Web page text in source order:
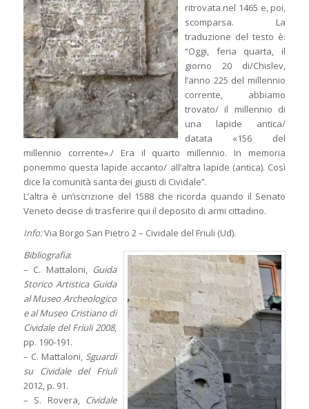
ritrovata nel 1465 e, poi,
scomparsa. La
traduzione del testo è:
“Oggi, feria quarta, il
giorno 20 di/Chislev,
l’anno 225 del millennio
corrente, abbiamo
trovato/ il millennio di
una lapide antica/
datata «156 del
millennio corrente»./ Era il quarto millennio. In memoria
ponemmo questa lapide accanto/ all’altra lapide (antica). Così
dice la comunità santa dei giusti di Cividale”.
L’altra è un’iscrizione del 1588 che ricorda quando il Senato
Veneto decise di trasferire qui il deposito di armi cittadino.
Info:Via Borgo San Pietro 2 – Cividale del Friuli (Ud).
Bibliografia:
– C. Mattaloni, Guida
Storico Artistica Guida
al Museo Archeologico
e al Museo Cristiano di
Cividale del Friuli 2008,
pp. 190-191.
– C. Mattaloni, Sguardi
su Cividale del Friuli
2012, p. 91.
– S. Rovera,Cividale